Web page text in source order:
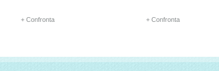
+ Confronta + Confronta